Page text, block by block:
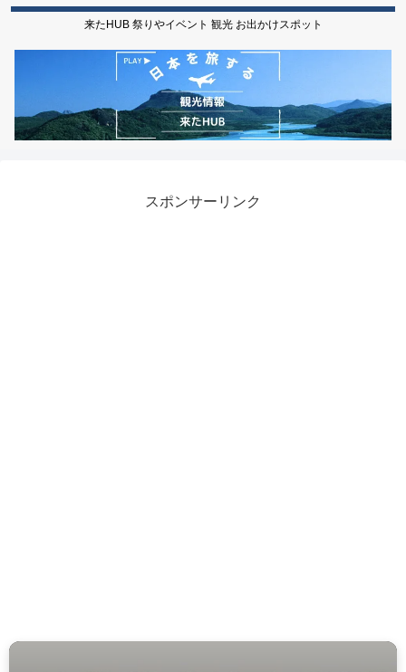
来たHUB 祭りやイベント 観光 お出かけスポット
スポンサーリンク